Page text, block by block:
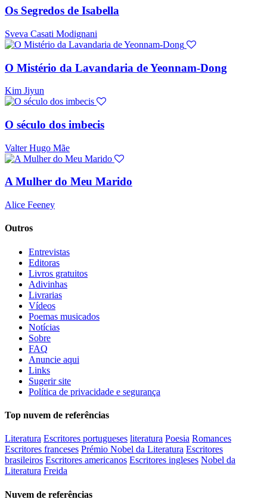
Os Segredos de Isabella
Sveva Casati Modignani
O Mistério da Lavandaria de Yeonnam-Dong
Kim Jiyun
O século dos imbecis
Valter Hugo Mãe
A Mulher do Meu Marido
Alice Feeney
Outros
Entrevistas
Editoras
Livros gratuitos
Adivinhas
Livrarias
Vídeos
Poemas musicados
Notícias
Sobre
FAQ
Anuncie aqui
Links
Sugerir site
Política de privacidade e segurança
Top nuvem de referências
Literatura Escritores portugueses literatura Poesia Romances
Escritores franceses Prémio Nobel da Literatura Escritores
brasileiros Escritores americanos Escritores ingleses Nobel da
Literatura Freida
Nuvem de referências